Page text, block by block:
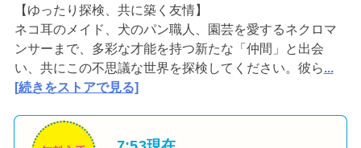
【ゆったり探検、共に築く友情】
ネコ耳のメイド、犬のパン職人、園芸を愛するネクロマ
ンサーまで、多彩な才能を持つ新たな「仲間」と出会
い、共にこの不思議な世界を探検してください。彼ら...
[続きをストアで見る]